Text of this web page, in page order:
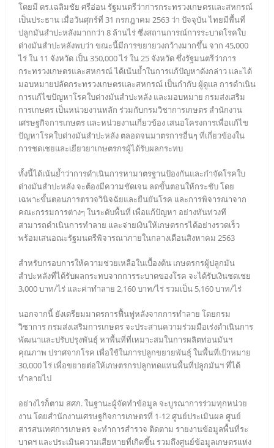
โดยมี ดร.เฉลิมชัย ศรีอ่อน รัฐมนตรีว่าการกระทรวงเกษตรและสหกรณ์
เป็นประธาน เมื่อวันศุกร์ที่ 31 กรกฎาคม 2563 ว่า ปัจจุบัน ไทยมีพื้นที่
ปลูกมันสำปะหลังมากกว่า 8 ล้านไร่ ซึ่งสถานการณ์การระบาดโรคใบ
ด่างมันสำปะหลังพบว่า ขณะนี้มีการขยายวงกว้างมากขึ้น จาก 45,000
ไร่ ใน 11 จังหวัด เป็น 350,000 ไร่ ใน 25 จังหวัด ซึ่งรัฐมนตรีว่าการ
กระทรวงเกษตรและสหกรณ์ ได้เน้นย้ำในการแก้ปัญหาดังกล่าว และได้
มอบหมายปลัดกระทรวงเกษตรและสหกรณ์ เป็นกำกับ ผู้ดูแล การดำเนิน
การแก้ไขปัญหาโรคใบด่างมันสำปะหลัง และมอบหมาย กรมส่งเสริม
การเกษตร เป็นหน่วยงานหลัก ร่วมกับกรมวิชาการเกษตร สำนักงาน
เศรษฐกิจการเกษตร และหน่วยงานเกี่ยวข้อง เสนอโครงการเพื่อแก้ไข
ปัญหาโรคใบด่างมันสำปะหลัง ตลอดจนมาตรการอื่นๆ ที่เกี่ยวข้องใน
การชดเชยและเยียวยาเกษตรกรผู้ได้รับผลกระทบ
ทั้งนี้ได้เน้นย้ำว่าการดำเนินการหามาตรฐานป้องกันและกำจัดโรคใบ
ด่างมันสำปะหลัง จะต้องมีความชัดเจน ลดขั้นตอนให้กระชับ โดย
เฉพาะขั้นตอนการตรวจวินิจฉัยและยืนยันโรค และการพิจารณาจาก
คณะกรรมการต่างๆ ในระดับพื้นที่ เพื่อแก้ปัญหา อย่างทันท่วงที
สามารถดำเนินการทำลาย และจ่ายเงินให้เกษตรกรได้อย่างรวดเร็ว
พร้อมเสนอณะรัฐมนตรีพิจารณาภายในกลางเดือนสิงหาคม 2563
สำหรับกรอบการให้ความช่วยเหลือในเบื้องต้น เกษตรกรผู้ปลูกมัน
สำปะหลังที่ได้รับผลกระทบจากการระบาดของโรค จะได้รับเงินชดเชย
3,000 บาท/ไร่ และค่าทำลาย 2,160 บาท/ไร่ รวมเป็น 5,160 บาท/ไร่
นอกจากนี้ ยังเตรียมมาตรการฟื้นฟูหลังจากการทำลาย โดยกรม
วิชาการ กรมส่งเสริมการเกษตร จะประสานความร่วมมือเร่งดำเนินการ
พัฒนาและปรับปรุงพันธุ์ หาพื้นที่ที่เหมาะสมในการผลิตท่อนมันฯ
คุณภาพ ปราศจากโรค เพื่อใช้ในการปลูกขยายพันธุ์ ในพื้นที่เป้าหมาย
30,000 ไร่ เพื่อขยายต่อให้เกษตรกรปลูกทดแทนพื้นที่ปลูกมันฯ ที่ได้
ทำลายไป
อย่างไรก็ตาม สศก. ในฐานะผู้จัดทำข้อมูล จะบูรณาการร่วมทุกหน่วย
งาน โดยสำนักงานเศรษฐกิจการเกษตรที่ 1-12 ศูนย์ประเมินผล ศูนย์
สารสนเทศการเกษตร จะทำการสำรวจ ติดตาม รายงานข้อมูลพื้นที่ระ
บาดฯ และประเมินความเสียหายที่เกิดขึ้น รวมถึงศูนย์ข้อมูลเกษตรแห่ง